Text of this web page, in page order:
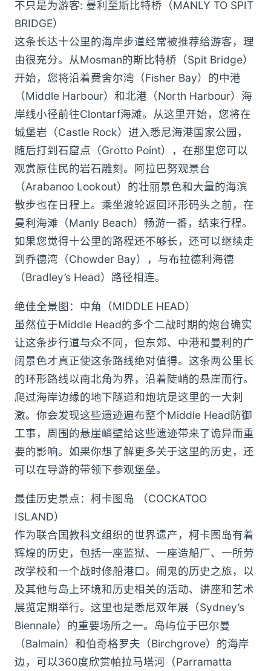
不只是为游客: 曼利至斯比特桥（MANLY TO SPIT
BRIDGE）
这条长达十公里的海岸步道经常被推荐给游客，理
由很充分。从Mosman的斯比特桥（Spit Bridge）
开始，您将沿着费舍尔湾（Fisher Bay）的中港
（Middle Harbour）和北港（North Harbour）海
岸线小径前往Clontarf海滩。从这里开始，您将在
城堡岩（Castle Rock）进入悉尼海港国家公园，
随后打到石窟点（Grotto Point），在那里您可以
观赏原住民的岩石雕刻。阿拉巴努观景台
（Arabanoo Lookout）的壮丽景色和大量的海滨
散步也在日程上。乘坐渡轮返回环形码头之前，在
曼利海滩（Manly Beach）畅游一番，结束行程。
如果您觉得十公里的路程还不够长，还可以继续走
到乔德湾（Chowder Bay），与布拉德利海德
（Bradley’s Head）路径相连。
绝佳全景图：中角（MIDDLE HEAD）
虽然位于Middle Head的多个二战时期的炮台确实
让这条步行道与众不同，但东郊、中港和曼利的广
阔景色才真正使这条路线绝对值得。这条两公里长
的环形路线以南北角为界，沿着陡峭的悬崖而行。
爬过海岸边缘的地下隧道和炮坑是这里的一大刺
激。你会发现这些遗迹遍布整个Middle Head防御
工事，周围的悬崖峭壁给这些遗迹带来了诡异而重
要的影响。如果你想了解更多关于这里的历史，还
可以在导游的带领下参观堡垒。
最佳历史景点：柯卡图岛 （COCKATOO
ISLAND）
作为联合国教科文组织的世界遗产，柯卡图岛有着
辉煌的历史，包括一座监狱、一座造船厂、一所劳
改学校和一个战时修船港口。闹鬼的历史之旅，以
及其他与岛上环境和历史相关的活动、讲座和艺术
展览定期举行。这里也是悉尼双年展（Sydney’s
Biennale）的重要场所之一。岛屿位于巴尔曼
（Balmain）和伯奇格罗夫（Birchgrove）的海岸
边，可以360度欣赏帕拉马塔河（Parramatta